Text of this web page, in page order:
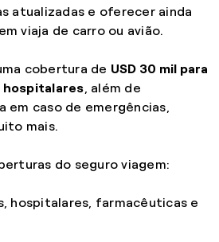
atualizadas e oferecer ainda
viaja de carro ou avião.
cobertura de USD 30 mil para
hospitalares , além de
em caso de emergências,
mais.
do seguro viagem:
hospitalares, farmacêuticas e